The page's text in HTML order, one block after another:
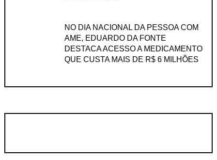
NO DIA NACIONAL DA PESSOA COM
AME, EDUARDO DA FONTE
DESTACA ACESSO A MEDICAMENTO
QUE CUSTA MAIS DE R$ 6 MILHÕES